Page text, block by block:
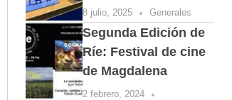
8 julio, 2025 Generales
Segunda Edición de
Ríe: Festival de cine
de Magdalena
2 febrero, 2024